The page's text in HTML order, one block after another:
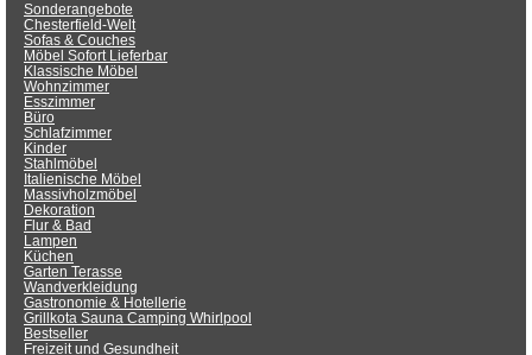
Sonderangebote
Chesterfield-Welt
Sofas & Couches
Möbel Sofort Lieferbar
Klassische Möbel
Wohnzimmer
Esszimmer
Büro
Schlafzimmer
Kinder
Stahlmöbel
Italienische Möbel
Massivholzmöbel
Dekoration
Flur & Bad
Lampen
Küchen
Garten Terasse
Wandverkleidung
Gastronomie & Hotellerie
Grillkota Sauna Camping Whirlpool
Bestseller
Freizeit und Gesundheit